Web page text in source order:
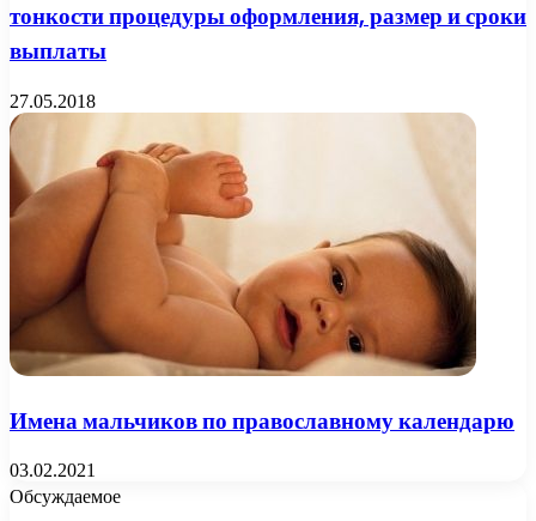
тонкости процедуры оформления, размер и сроки
выплаты
27.05.2018
Имена мальчиков по православному календарю
03.02.2021
Обсуждаемое